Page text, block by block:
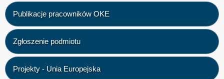
Publikacje pracowników OKE
Zgłoszenie podmiotu
Projekty - Unia Europejska